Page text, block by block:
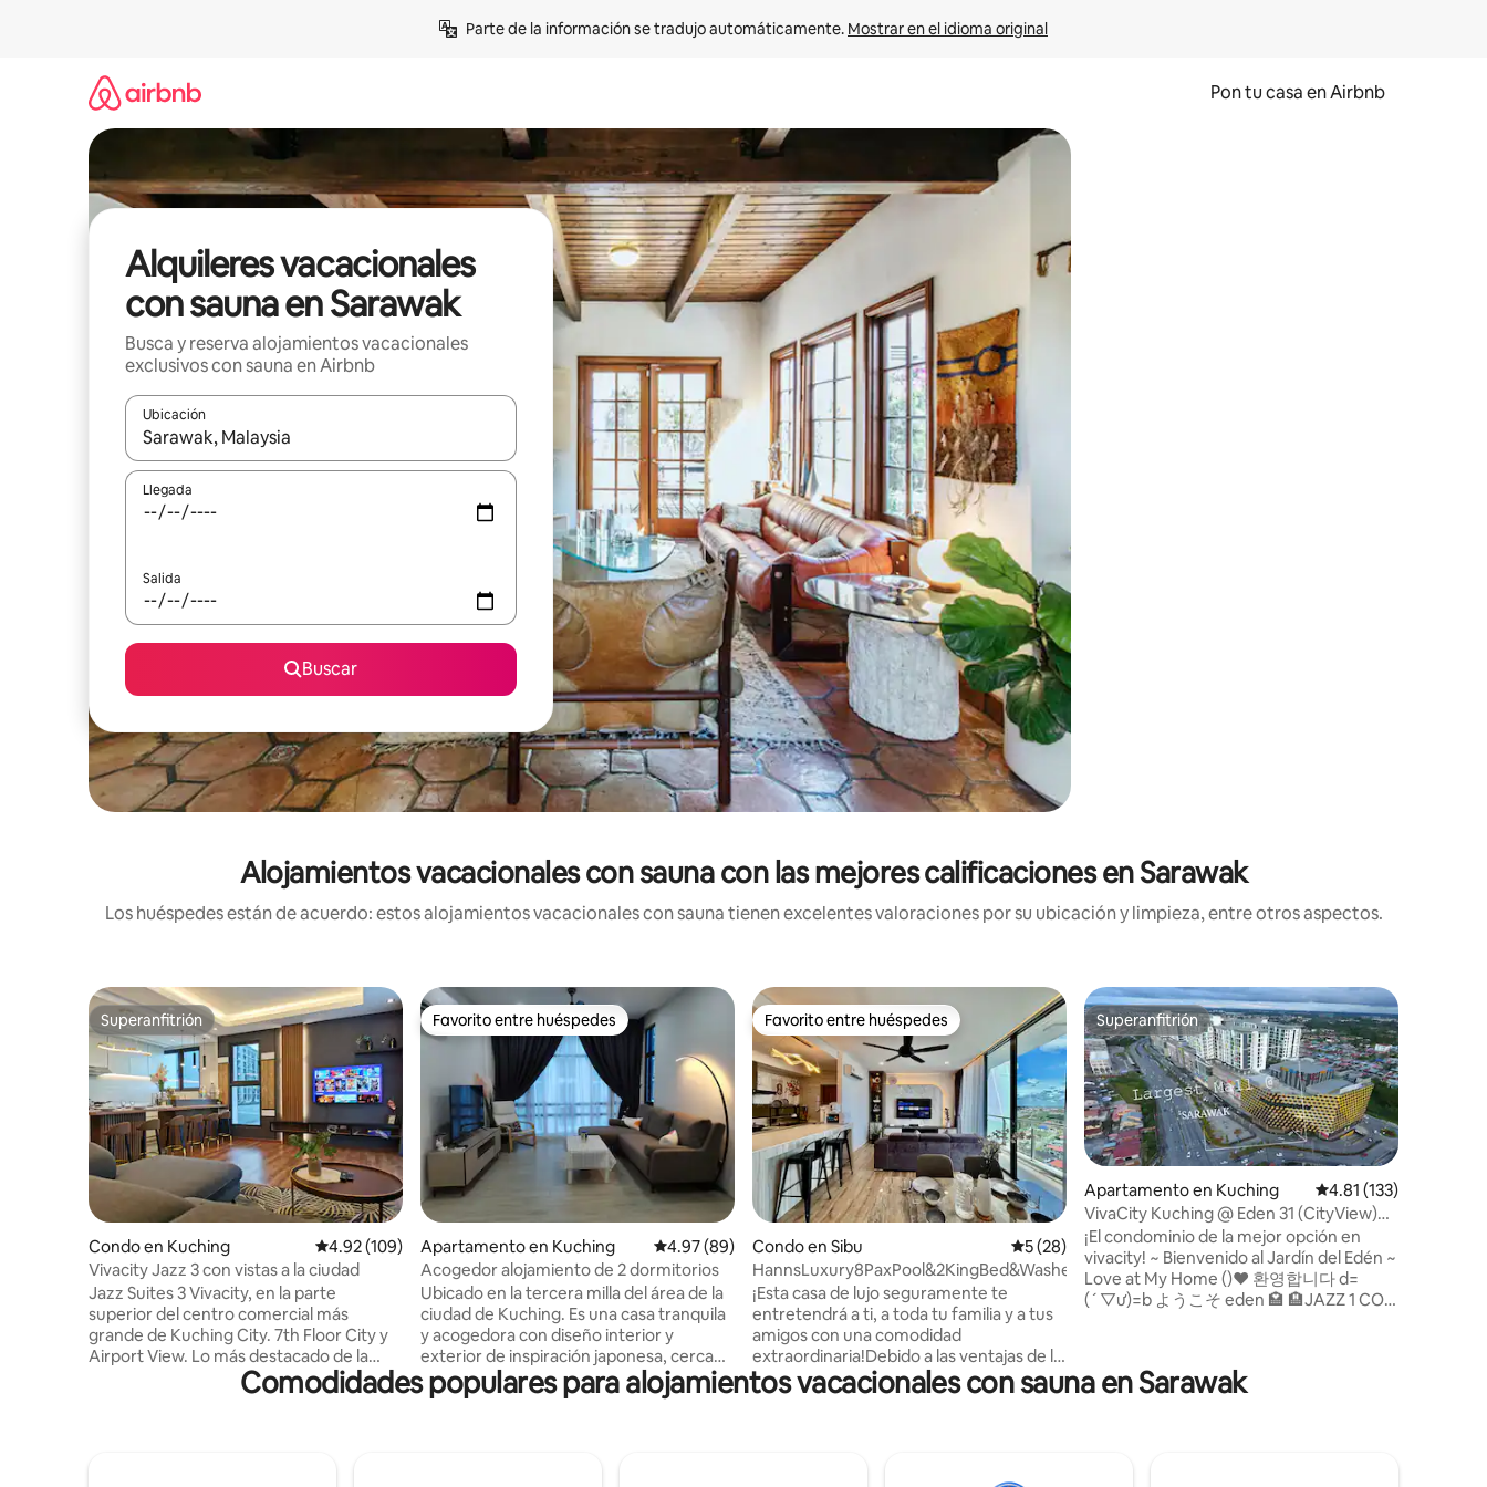
Parte de la información se tradujo automáticamente. Mostrar en el idioma original
Pon tu casa en Airbnb
Alquileres vacacionales
con sauna en Sarawak
Busca y reserva alojamientos vacacionales
exclusivos con sauna en Airbnb
Ubicación
Cuando los resultados estén disponibles, navega con las teclas de flecha hacia arriba y hacia abajo o explora con el tacto o desliza el dedo.
Llegada
Salida
Buscar
Alojamientos vacacionales con sauna con las mejores calificaciones en Sarawak
Los huéspedes están de acuerdo: estos alojamientos vacacionales con sauna tienen excelentes valoraciones por su ubicación y limpieza, entre otros aspectos.
Superanfitrión
Superanfitrión
Condo en Kuching Calificación promedio: 4.92 de 5, 109 reseñas
4.92 (109)
Vivacity Jazz 3 con vistas a la ciudad
Jazz Suites 3 Vivacity, en la parte
superior del centro comercial más
grande de Kuching City. 7th Floor City y
Airport View. Lo más destacado de la
unidad. 1. Purificador de agua con CUCO
2. Secadora de ropa 3. Ropa de cama
Favorito entre huéspedes
Favorito entre huéspedes
Apartamento en Kuching Calificación promedio: 4.97 de 5, 89 reseñas
4.97 (89)
Acogedor alojamiento de 2 dormitorios
Ubicado en la tercera milla del área de la
ciudad de Kuching. Es una casa tranquila
y acogedora con diseño interior y
exterior de inspiración japonesa, cerca
de centros comerciales, restaurantes,
hospitales, mercado húmedo, etc. A 3,60
Favorito entre huéspedes
Favorito entre huéspedes
Condo en Sibu Calificación promedio: 5 de 5, 28 reseñas
5 (28)
HannsLuxury8PaxPool&2KingBed&Washer@ComfortStay7
¡Esta casa de lujo seguramente te
entretendrá a ti, a toda tu familia y a tus
amigos con una comodidad
extraordinaria!Debido a las ventajas de la
ubicación, tu viaje será extremadamente
cómodo, ¡y puedes llegar al centro de la
Lounge (zona de barbacoa con cargo de
Superanfitrión
Superanfitrión
Apartamento en Kuching Calificación promedio:
4.81 (133)
VivaCity Kuching @ Eden 31 (CityView)
Jardín del Edén Jazz 1
¡El condominio de la mejor opción en
vivacity! ~ Bienvenido al Jardín del Edén ~
Love at My Home ()♥ 환영합니다 d=
(´▽ư)=b ようこそ eden 🏩 🏨JAZZ 1 CON
ubicado en el centro de todo:
Comodidades populares para alojamientos vacacionales con sauna en Sarawak